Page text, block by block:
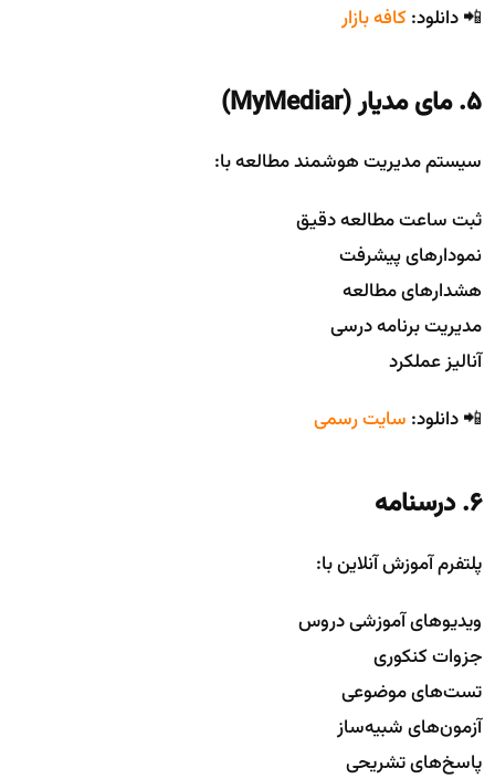
📲 دانلود:کافه بازار
5. مای مدیار (MyMediar)
سیستم مدیریت هوشمند مطالعه با:
ثبت ساعت مطالعه دقیق
نمودارهای پیشرفت
هشدارهای مطالعه
مدیریت برنامه درسی
آنالیز عملکرد
📲 دانلود: سایت رسمی
6. درسنامه
پلتفرم آموزش آنلاین با:
ویدیوهای آموزشی دروس
جزوات کنکوری
تست‌های موضوعی
آزمون‌های شبیه‌ساز
پاسخ‌های تشریحی